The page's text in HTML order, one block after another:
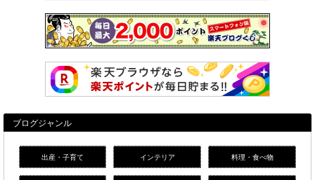
ブログジャンル
出産・子育て インテリア 料理・食べ物